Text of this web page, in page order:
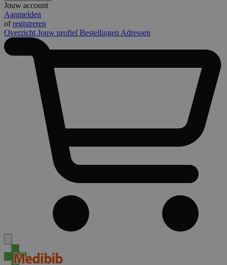
Jouw account
Aanmelden
ofregistreren
Overzicht Jouw profiel Bestellingen Adressen